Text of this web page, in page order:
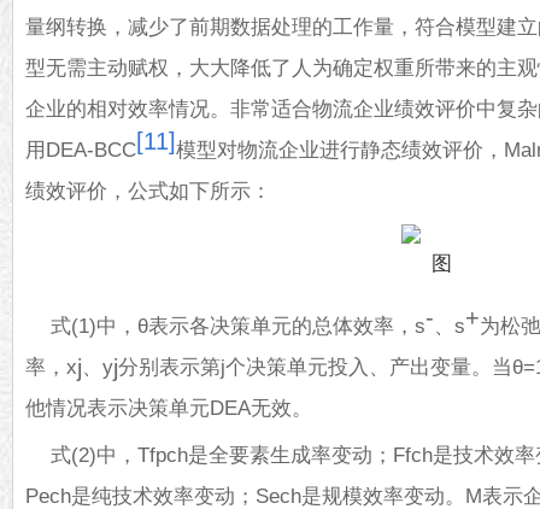
量纲转换，减少了前期数据处理的工作量，符合模型建
型无需主动赋权，大大降低了人为确定权重所带来的主
企业的相对效率情况。非常适合物流企业绩效评价中复
用DEA-BCC[11]模型对物流企业进行静态绩效评价，
绩效评价，公式如下所示：
式(1)中，θ表示各决策单元的总体效率，s- 、s+为松
率，xj 、yj分别表示第j个决策单元投入、产出变量。当
他情况表示决策单元DEA无效。
式(2)中，Tfpch是全要素生成率变动；Ffch是技术效
Pech是纯技术效率变动；Sech是规模效率变动。M表示